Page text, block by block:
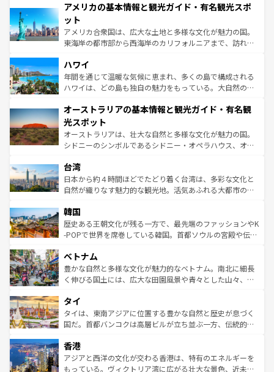
ンツ一覧を参照してほしい。
の建物がそのまま残る町や、スイスならではのユニークな
博物館もあり、アルプス観光だけでなく町歩きも満喫する
ことができる。国民の所得が高いため物価も高いが、旅行
者向けの交通パス提供のサービスもあり、うまく活用すれ
着のスイス情報は
アメリカの基本情報と観光ガイド・有名観光スポ
ット
アメリカ合衆国は、広大な土地と多様な文化が魅力の国。
東海岸の都市部から西海岸のカリフォルニアまで、訪れる
のような巨大都市は、観光、ショッピング、エンターテイ
ンメントが詰まった刺激的なスポットだ。一方、アメリカ
西部には大自然が広がり、グランドキャニオンやイエロー
部のニューオーリンズでは、音楽と美食が融合した独特の
文化が魅力。旅行者はアメリカの各地域で異なる魅力を楽
しみながら、その多様性と豊かな歴史を感じることができ
るだろう。車でのロードトリップや列車の旅も、アメリカ
情報は
ハワイ
年間を通じて温暖な気候に恵まれ、多くの島で構成される
ハワイは、どの島も独自の魅力をもっている。大自然の神
ワイ島は見逃せない。また、定番の観光地といえばオアフ
島だが、静かな自然を求めるならマウイ島やカウアイ島が
おすすめ。エメラルドグリーンに輝く海をはじめ、豊かな
文化や歴史が息づいている。「アロハスピリット」と呼ば
人々、おいしいローカルフードやハワイアンミュージッ
ク、伝統的なフラダンスなど、すべてがハワイの魅力を彩
っている。訪れるたびに新しい発見と感動が待っているハ
はコンテンツ一覧
オーストラリアの基本情報と観光ガイド・有名観
光スポット
オーストラリアは、壮大な自然と多様な文化が魅力の国。
シドニーのシンボルであるシドニー・オペラハウス、オー
リアリーフや大陸中央部にそびえるウルル（エアーズロッ
ク）、タスマニアの美しい原生林やケアンズの熱帯雨林な
ど、見どころがたくさん。また、カフェやワイン、オージ
いる。アクティビティも充実しており、サーフィンやダイ
ビング、ハイキングなど、アウトドア好きにはたまらな
い。オーストラリアの多彩な魅力を存分に味わいつくそ
参照してほしい。
台湾
日本から約４時間ほどでたどり着く台湾は、多彩な文化と
自然が織りなす魅力的な観光地。活気あふれる大都市の台
ン）、静ひつな山岳地帯である台湾東部など、都市の喧騒
と山間の静けさが共存しており、訪れる人に新しい発見と
驚きをもたらしてくれる。また、奥深い台湾の食文化も魅
容にもいいと評判のスイーツなど、バラエティ豊かな料理
が味わえる。 なお、新着の台湾情報は コンテンツ一覧を参
照してほしい。
韓国
歴史ある王朝文化が残る一方で、最先端のファッションやK
-POPで世界を席巻している韓国。首都ソウルの宮殿や伝統
き、地方に足を延ばせば四季折々の自然美を楽しむことが
できる。そして、キムチや焼肉、絶品のストリートフード
まで、さまざまな韓国料理が待っている。夜には、韓国な
リティに包まれながら、韓国の多彩な魅力を心ゆくまで味
わってみてほしい。 なお、新着の韓国情報はコンテンツ一
覧を参照してほしい。
ベトナム
豊かな自然と多様な文化が魅力的なベトナム。南北に細長
く伸びる国土には、広大な田園風景や青々とした山々、世
急速な発展と共に伝統が息づく。ハノイの古い町並みやホ
ーチミン市のフランス統治時代の建物も、独特の雰囲気を
醸し出している。また、バラエティの豊かさとおいしさで
とつ。フォーやバインミー、ベトナムコーヒーなどは、ぜ
ひ現地で味わいたい。どの地域を訪れてもあたたかい人々
が旅行者を迎えてくれるので、きっと忘れられない旅にな
タイ
タイは、東南アジアに位置する豊かな自然と歴史が息づく
国だ。首都バンコクは高層ビルが立ち並ぶ一方、伝統的な
の活気が交差している。北部ではチェンマイなどの山岳地
帯で自然と触れ合い、南部ではプーケットやクラビの美し
いビーチでリゾート気分を楽しむことができる。タイ料理
香港
アジアと西洋の文化が交わる香港は、特有のエネルギーを
もっている。ヴィクトリア湾に広がる壮大な景色、近未来